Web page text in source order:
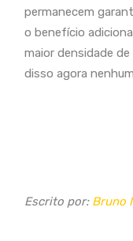
permanecem
o benefício
maior densidade
disso agora
Escrito por: Bruno